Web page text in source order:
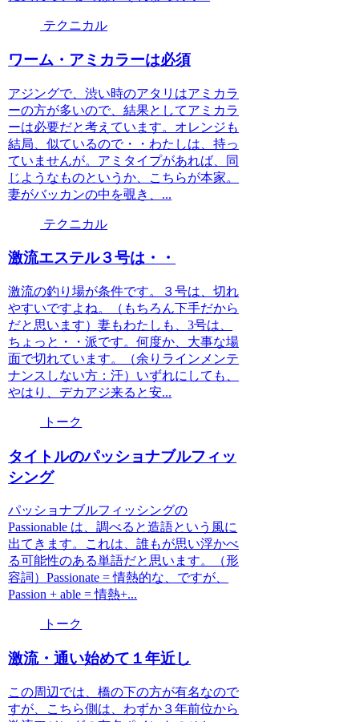
テクニカル
ワーム・アミカラーは必須
アジングで、渋い時のアタリはアミカラ
ーの方が多いので、結果としてアミカラ
ーは必要だと考えています。オレンジも
結局、似ているので・・わたしは、持っ
ていませんが。アミタイプがあれば、同
じようなものというか、こちらが本家。
妻がバッカンの中を覗き、...
テクニカル
激流エステル３号は・・
激流の釣り場が条件です。３号は、切れ
やすいですよね。（もちろん下手だから
だと思います）妻もわたしも、3号は、
ちょっと・・派です。何度か、大事な場
面で切れています。（余りラインメンテ
ナンスしない方：汗）いずれにしても、
やはり、デカアジ来ると安...
トーク
タイトルのパッショナブルフィッ
シング
パッショナブルフィッシングの
Passionable は、調べると造語という風に
出てきます。これは、誰もが思い浮かべ
る可能性のある単語だと思います。（形
容詞）Passionate = 情熱的な、ですが、
Passion + able = 情熱+...
トーク
激流・通い始めて１年近し
この周辺では、橋の下の方が有名なので
すが、こちら側は、わずか３年前位から